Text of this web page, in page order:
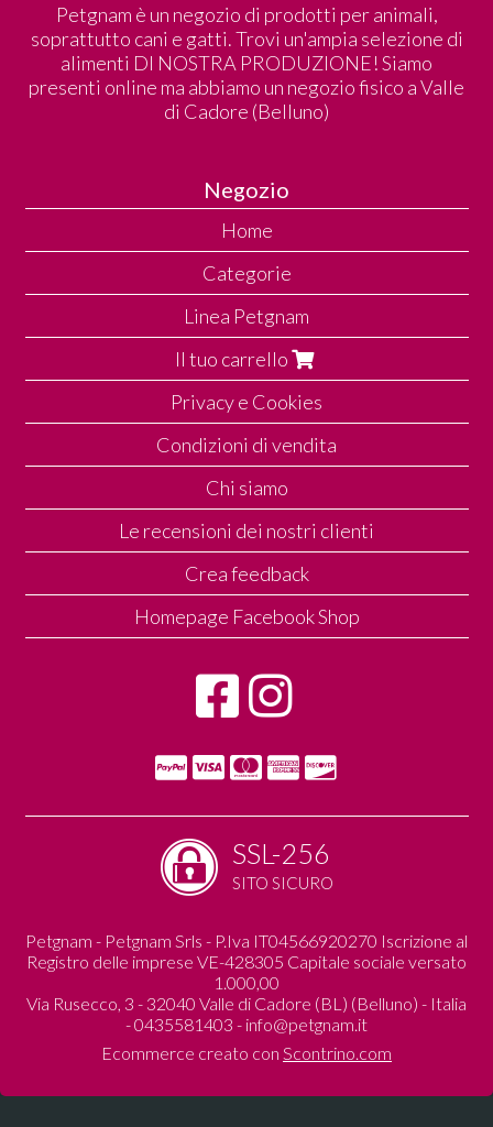
Petgnam è un negozio di prodotti per animali,
soprattutto cani e gatti. Trovi un'ampia selezione di
alimenti DI NOSTRA PRODUZIONE! Siamo
presenti online ma abbiamo un negozio fisico a Valle
di Cadore (Belluno)
Negozio
Home
Categorie
Linea Petgnam
Il tuo carrello
Privacy e Cookies
Condizioni di vendita
Chi siamo
Le recensioni dei nostri clienti
Crea feedback
Homepage Facebook Shop
SSL-256
SITO SICURO
Petgnam - Petgnam Srls - P.Iva IT04566920270 Iscrizione al
Registro delle imprese VE-428305 Capitale sociale versato
1.000,00
Via Rusecco, 3 - 32040 Valle di Cadore (BL) (Belluno) - Italia
- 0435581403 - info@petgnam.it
Ecommerce creato con Scontrino.com